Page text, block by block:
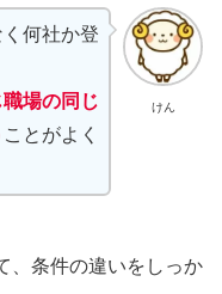
けん
何社か登
場の同じ
ことがよく
、条件の違いをしっか